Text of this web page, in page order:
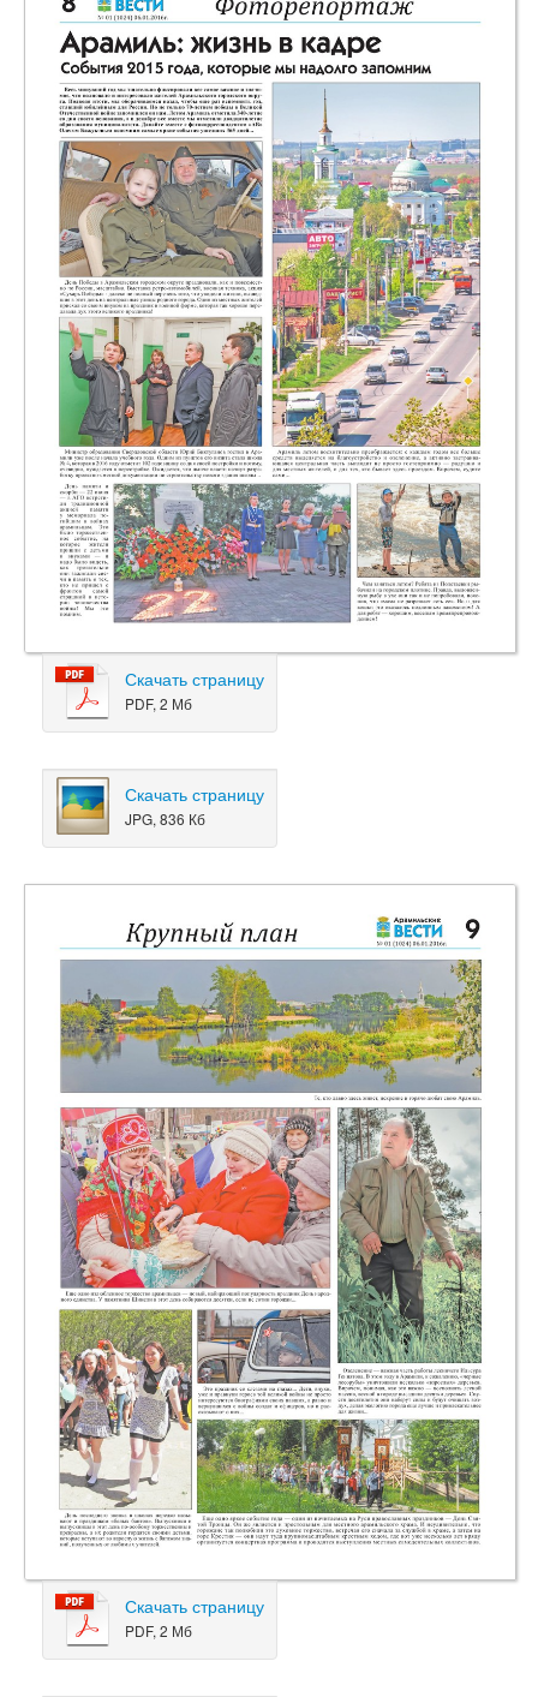
Скачать страницу
PDF, 2 Мб
Скачать страницу
JPG, 836 Кб
Скачать страницу
PDF, 2 Мб